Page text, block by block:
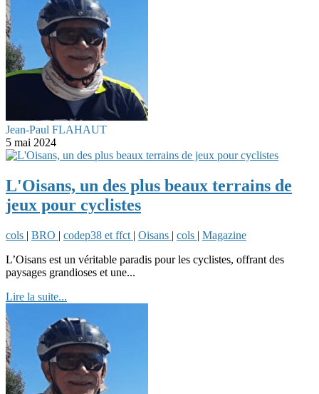
Jean-Paul FLAHAUT
5 mai 2024
L'Oisans, un des plus beaux terrains de
jeux pour cyclistes
cols | BRO | codep38 et ffct | Oisans | cols | Magazine
L’Oisans est un véritable paradis pour les cyclistes, offrant des
paysages grandioses et une...
Lire la suite...